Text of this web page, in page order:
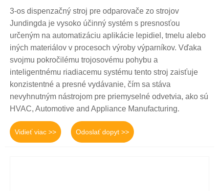
3-os dispenzačný stroj pre odparovače zo strojov
Jundingda je vysoko účinný systém s presnosťou
určeným na automatizáciu aplikácie lepidiel, tmelu alebo
iných materiálov v procesoch výroby výparníkov. Vďaka
svojmu pokročilému trojosovému pohybu a
inteligentnému riadiacemu systému tento stroj zaisťuje
konzistentné a presné vydávanie, čím sa stáva
nevyhnutným nástrojom pre priemyselné odvetvia, ako sú
HVAC, Automotive and Appliance Manufacturing.
Vidieť viac >> Odoslať dopyt >>